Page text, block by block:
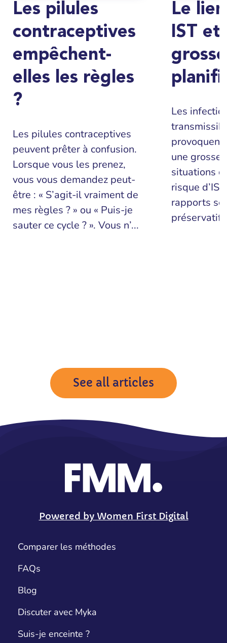
Les pilules
contraceptives
empêchent-
elles les règles
?
Les pilules contraceptives
peuvent prêter à confusion.
Lorsque vous les prenez,
vous vous demandez peut-
être : « S’agit-il vraiment de
mes règles ? » ou « Puis-je
sauter ce cycle ? ». Vous n’...
Le
IST et
Les
provoquent
une
situations
risque
rapports
préservatif
See all articles
Powered by Women First Digital
Comparer les méthodes
FAQs
Blog
Discuter avec Myka
Suis-je enceinte ?